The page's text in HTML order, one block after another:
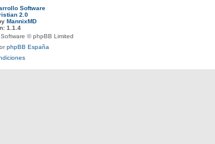
Software
2.0
MannixMD
1.1.4
© phpBB Limited
phpBB España